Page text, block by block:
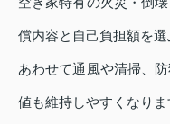
償内容と自己負担額を選
あわせて通風や清掃、
値も維持しやすくなりま